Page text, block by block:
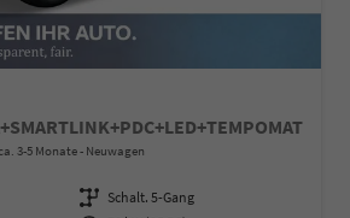
3-5 Monate Neuwagen
Getriebe Schalt. 5-Gang